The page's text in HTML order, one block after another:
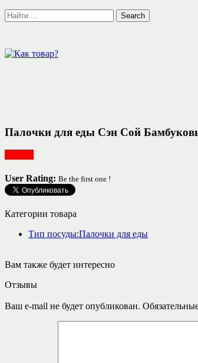
Палочки для еды Сэн Сой
User Rating: Be the first one !
Категории товара
Тип посуды:Палочки для еды
Вам также будет интересно
Отзывы
Ваш e-mail не будет опубликован.